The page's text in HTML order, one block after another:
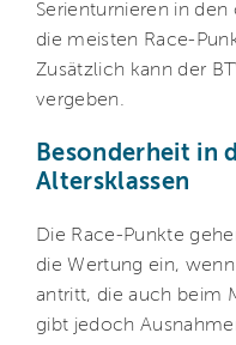
Serienturnieren in
die meisten Race-
Zusätzlich kann der
vergeben.
Besonderheit in
Altersklassen
Die Race-Punkte
die Wertung ein,
antritt, die auch beim
gibt jedoch